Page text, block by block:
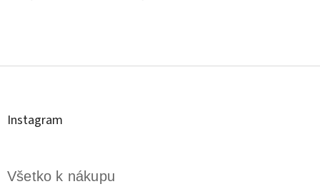
á
Instagram
Všetko k nákupu